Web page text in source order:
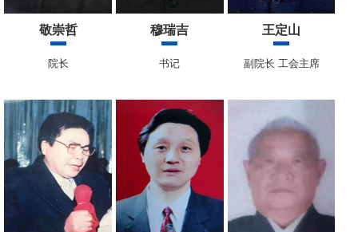
敬崇哲
院长
穆瑞吉
书记
王定山
副院长 工会主席